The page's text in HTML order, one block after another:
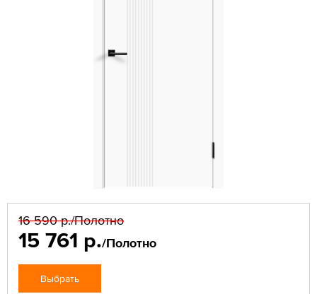
16 590 р./Полотно
15 761 р./Полотно
Выбрать